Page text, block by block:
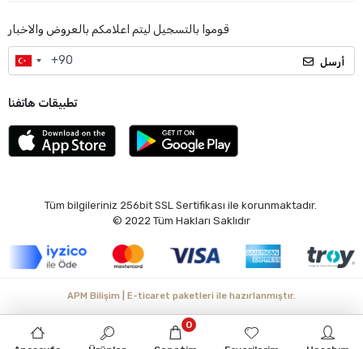
قوموا بالتسجيل ليتم اعلامكم بالعروض والاخبار
أرسل
تطبيقات هاتفنا
Tüm bilgileriniz 256bit SSL Sertifikası ile korunmaktadır.
© 2022 Tüm Hakları Saklıdır
0
APM Bilişim | E-ticaret paketleri ile hazırlanmıştır.